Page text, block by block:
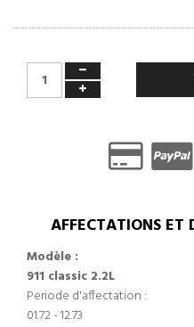
AFFECTATIONS ET
Modèle :
911 classic 2.2L
Periode d'affectation :
01.72 - 12.73